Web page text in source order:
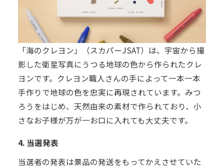
「海のクレヨン」（スカパーJSAT）は、宇宙から撮
影した衛星写真にうつる地球の色から作られたクレ
ヨンです。クレヨン職人さんの手によって一本一本
手作りで地球の色を忠実に再現されています。みつ
ろうをはじめ、天然由来の素材で作られており、小
さなお子様が万が一お口に入れても大丈夫です。
4. 当選発表
当選者の発表は景品の発送をもってかえさせていた